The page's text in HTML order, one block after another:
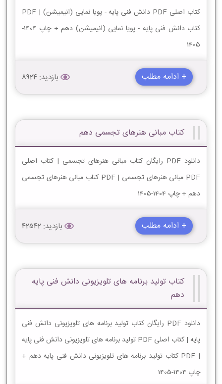
کتاب اصلی PDF دانش فنی پایه - پویا نمایی (انیمیشن) | PDF
کتاب دانش فنی پایه - پویا نمایی (انیمیشن) دهم + چاپ 1404-
1405
+ ادامه مطلب بازدید: 8924
کتاب مبانی هنرهای تجسمی دهم
دانلود PDF رایگان کتاب مبانی هنرهای تجسمی | کتاب اصلی
PDF مبانی هنرهای تجسمی | PDF کتاب مبانی هنرهای تجسمی
دهم + چاپ 1404-1405
+ ادامه مطلب بازدید: 42542
کتاب تولید برنامه های تلویزیونی دانش فنی پایه
دهم
دانلود PDF رایگان کتاب تولید برنامه های تلویزیونی دانش فنی
پایه | کتاب اصلی PDF تولید برنامه های تلویزیونی دانش فنی پایه
| PDF کتاب تولید برنامه های تلویزیونی دانش فنی پایه دهم +
چاپ 1404-1405